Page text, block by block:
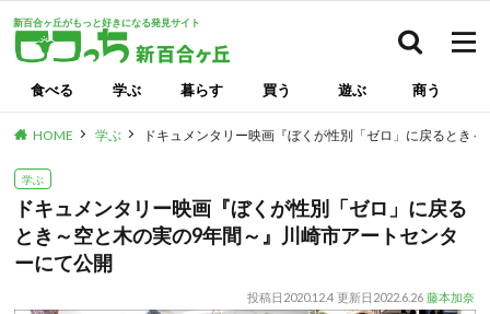
新百合ヶ丘がもっと好きになる発見サイト
食べる 学ぶ 暮らす 買う 遊ぶ 商う
HOME 学ぶ ドキュメンタリー映画『ぼくが性別「ゼロ」に戻るとき
学ぶ
ドキュメンタリー映画『ぼくが性別「ゼロ」に戻る
とき～空と木の実の9年間～』川崎市アートセンタ
ーにて公開
投稿日 2020.12.4 更新日 2022.6.26 藤本加奈